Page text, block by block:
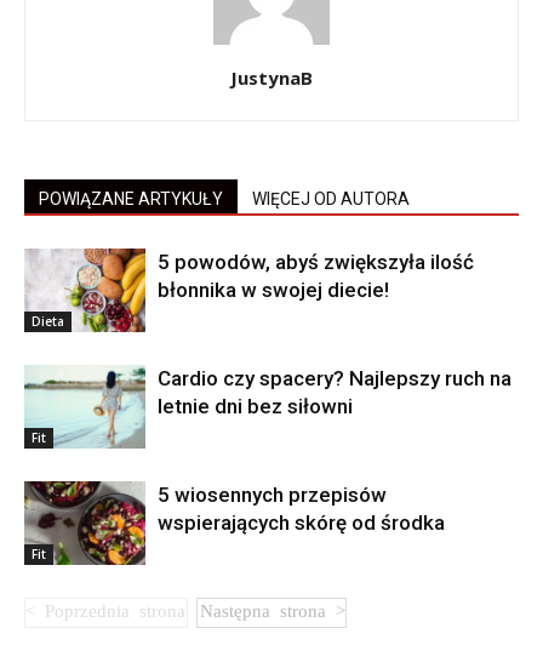
JustynaB
POWIĄZANE ARTYKUŁY WIĘCEJ OD AUTORA
Dieta
5 powodów, abyś zwiększyła ilość
błonnika w swojej diecie!
Fit
Cardio czy spacery? Najlepszy ruch na
letnie dni bez siłowni
Fit
5 wiosennych przepisów
wspierających skórę od środka